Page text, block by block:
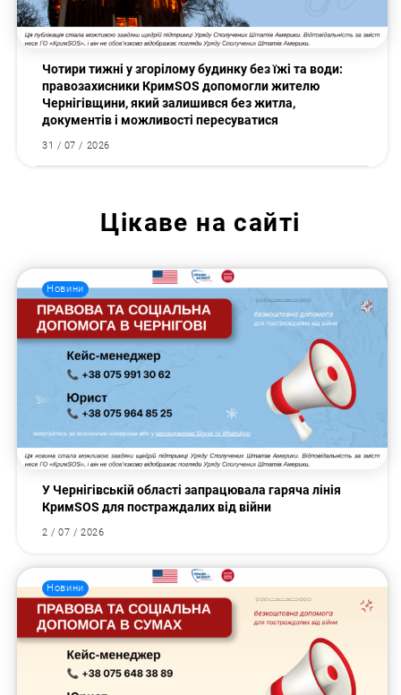
Чотири тижні у згорілому будинку без їжі та води:
правозахисники КримSOS допомогли жителю
Чернігівщини, який залишився без житла,
документів і можливості пересуватися
31 / 07 / 2026
Цікаве на сайті
Новини
У Чернігівській області запрацювала гаряча лінія
КримSOS для постраждалих від війни
2 / 07 / 2026
Новини